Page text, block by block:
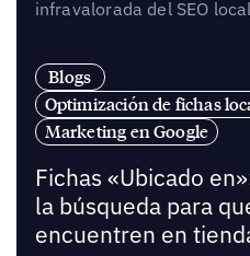
infravalorada del SEO
Blogs
Optimización de fichas
Marketing en Google
Fichas «Ubicado
la búsqueda para
encuentren en